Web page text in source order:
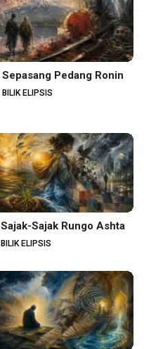
Sepasang Pedang Ronin
BILIK ELIPSIS
Sajak-Sajak Rungo Ashta
BILIK ELIPSIS